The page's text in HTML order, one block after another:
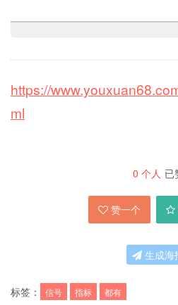
https://
ml
0 个人 已
赞一个
生成海
标签： 信号 指标 都有